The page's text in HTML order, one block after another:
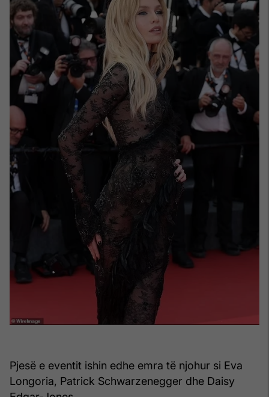
Pjesë e eventit ishin edhe emra të njohur si Eva
Longoria, Patrick Schwarzenegger dhe Daisy